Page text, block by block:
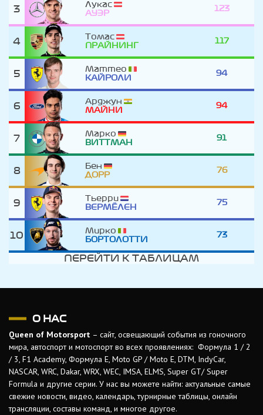
3
Лукас
АУЭР
123
4
Томас
ПРАЙНИНГ
117
5
Маттео
КАЙРОЛИ
94
6
Арджун
МАЙНИ
94
7
Марко
ВИТТМАН
91
8
Бен
ДОРР
76
9
Тьерри
ВЕРМЁЛЕН
75
10
Мирко
БОРТОЛОТТИ
73
ПЕРЕЙТИ К ТАБЛИЦАМ
О НАС
Queen of Motorsport – сайт, освещающий события из гоночного
мира, автоспорт и мотоспорт во всех проявлениях: Формула 1 / 2
/ 3, F1 Academy, Формула Е, Moto GP / Moto E, DTM, IndyCar,
NASCAR, WRC, Dakar, WRX, WEC, IMSA, ELMS, Super GT/ Super
Formula и другие серии. У нас вы можете найти: актуальные самые
свежие новости, видео, календарь, турнирные таблицы, онлайн
трансляции, составы команд, и многое другое.